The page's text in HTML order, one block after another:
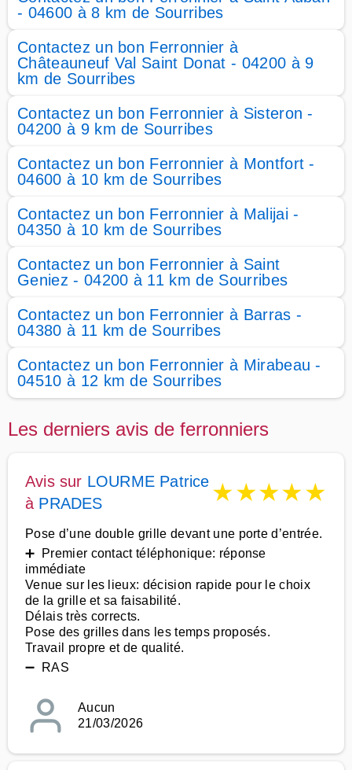
- 04600 à 8 km de Sourribes
Contactez un bon Ferronnier à
Châteauneuf Val Saint Donat - 04200 à 9
km de Sourribes
Contactez un bon Ferronnier à Sisteron -
04200 à 9 km de Sourribes
Contactez un bon Ferronnier à Montfort -
04600 à 10 km de Sourribes
Contactez un bon Ferronnier à Malijai -
04350 à 10 km de Sourribes
Contactez un bon Ferronnier à Saint
Geniez - 04200 à 11 km de Sourribes
Contactez un bon Ferronnier à Barras -
04380 à 11 km de Sourribes
Contactez un bon Ferronnier à Mirabeau -
04510 à 12 km de Sourribes
Les derniers avis de ferronniers
Avis sur LOURME Patrice
à PRADES ★★★★★
Pose d’une double grille devant une porte d’entrée.
➕ Premier contact téléphonique: réponse
immédiate
Venue sur les lieux: décision rapide pour le choix
de la grille et sa faisabilité.
Délais très corrects.
Pose des grilles dans les temps proposés.
Travail propre et de qualité.
➖ RAS
Aucun
21/03/2026